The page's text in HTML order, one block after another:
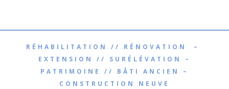
RÉHABILITATION // RÉNOVATION –
EXTENSION // SURÉLÉVATION –
PATRIMOINE // BÂTI ANCIEN –
CONSTRUCTION NEUVE